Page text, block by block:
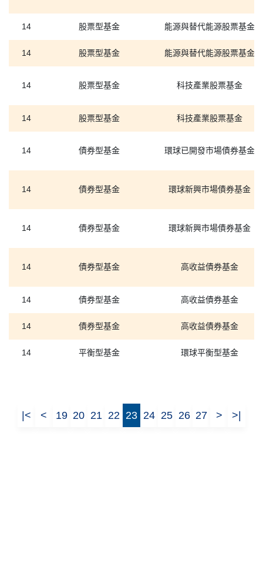
14 股票型基金 能源與替代能源股票基金
14 股票型基金 能源與替代能源股票基金
14 股票型基金 科技產業股票基金
14 股票型基金 科技產業股票基金
14 債券型基金 環球已開發市場債券基金
14 債券型基金 環球新興市場債券基金
14 債券型基金 環球新興市場債券基金
14 債券型基金 高收益債券基金
14 債券型基金 高收益債券基金
14 債券型基金 高收益債券基金
14 平衡型基金 環球平衡型基金
|< < 19 20 21 22 23 24 25 26 27 > >|